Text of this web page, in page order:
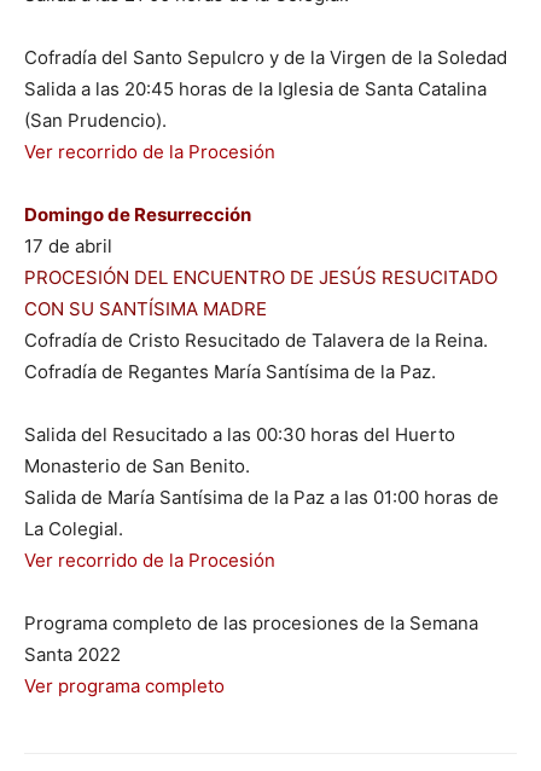
Cofradía del Santo Sepulcro y de la Virgen de la Soledad
Salida a las 20:45 horas de la Iglesia de Santa Catalina
(San Prudencio).
Ver recorrido de la Procesión
Domingo de Resurrección
17 de abril
PROCESIÓN DEL ENCUENTRO DE JESÚS RESUCITADO
CON SU SANTÍSIMA MADRE
Cofradía de Cristo Resucitado de Talavera de la Reina.
Cofradía de Regantes María Santísima de la Paz.
Salida del Resucitado a las 00:30 horas del Huerto
Monasterio de San Benito.
Salida de María Santísima de la Paz a las 01:00 horas de
La Colegial.
Ver recorrido de la Procesión
Programa completo de las procesiones de la Semana
Santa 2022
Ver programa completo